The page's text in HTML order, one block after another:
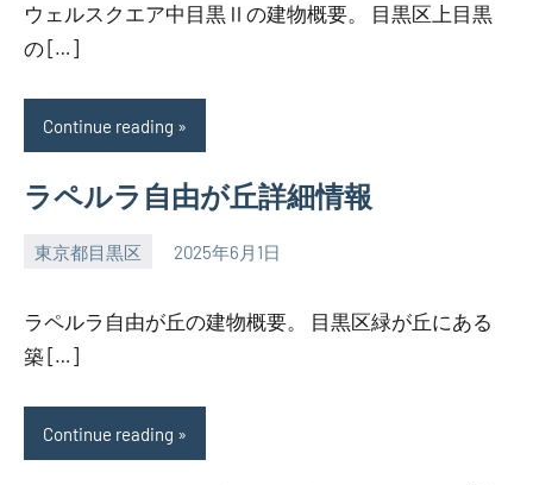
ウェルスクエア中目黒Ⅱの建物概要。 目黒区上目黒
の […]
Continue reading
ラペルラ自由が丘詳細情報
東京都目黒区 2025年6月1日
SEZIMO
ラペルラ自由が丘の建物概要。 目黒区緑が丘にある
築 […]
Continue reading